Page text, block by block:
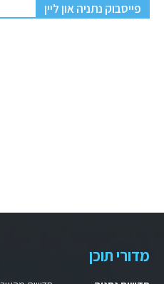
פייסבוק נתניה און ליין
מדורי תוכן